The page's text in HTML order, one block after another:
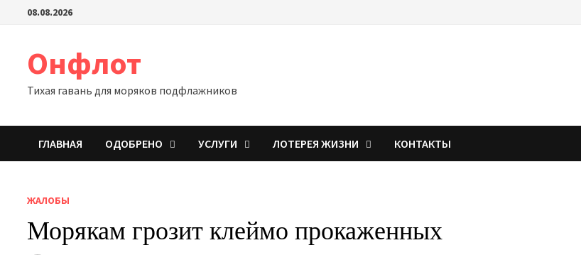
Перейти08.08.2026
Онфлот
Тихая гавань для моряков подфлажников
ГЛАВНАЯ ОДОБРЕНО УСЛУГИ ЛОТЕРЕЯ ЖИЗНИ КОНТАКТЫ
ЖАЛОБЫ
Морякам грозит клеймо прокаженных